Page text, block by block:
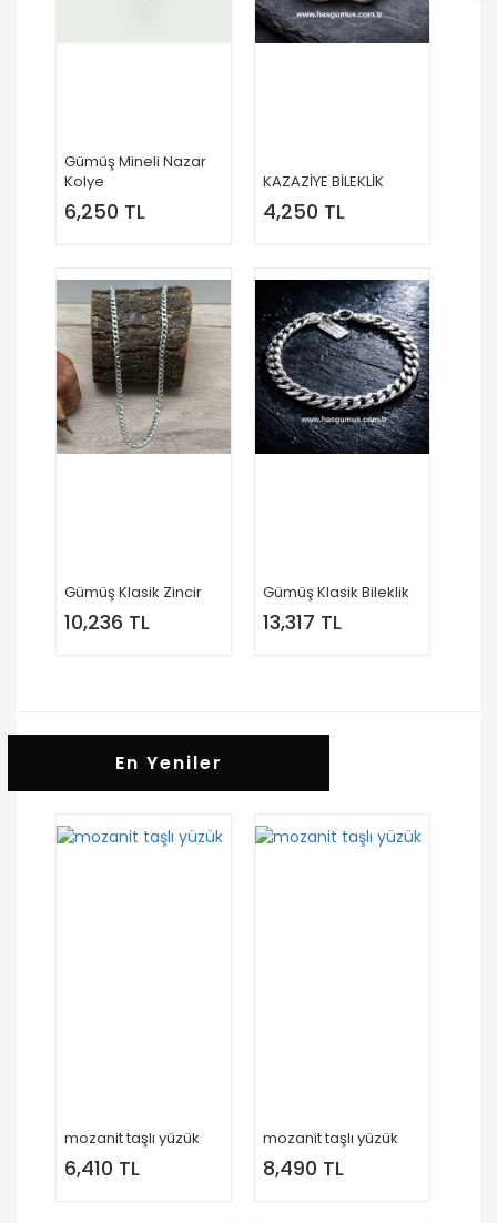
Gümüş Mineli Nazar
Kolye
6,250 TL
KAZAZİYE BİLEKLİK
4,250 TL
Gümüş Klasik Zincir
10,236 TL
Gümüş Klasik Bileklik
13,317 TL
En Yeniler
mozanit taşlı yüzük
6,410 TL
mozanit taşlı yüzük
8,490 TL